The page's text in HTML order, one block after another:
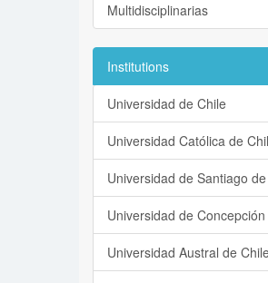
Multidisciplinarias
Institutions
Universidad de Chile
Universidad Católica de
Universidad de Santiago
Universidad de Concepción
Universidad Austral de